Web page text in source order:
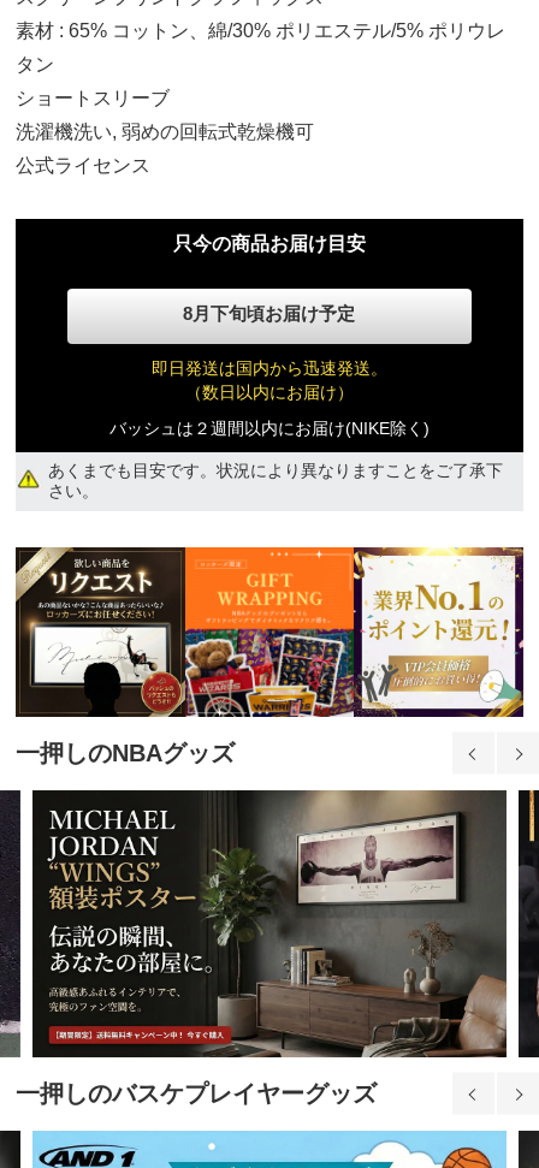
素材 : 65% コットン、綿/30% ポリエステル/5% ポリウレ
タン
ショートスリーブ
洗濯機洗い, 弱めの回転式乾燥機可
公式ライセンス
只今の商品お届け目安
8月下旬頃お届け予定
即日発送は国内から迅速発送。
（数日以内にお届け）
バッシュは２週間以内にお届け(NIKE除く)
あくまでも目安です。状況により異なりますことをご了承下
さい。
一押しのNBAグッズ
一押しのバスケプレイヤーグッズ
XL
12,930円(税込)
12,930円(税込)